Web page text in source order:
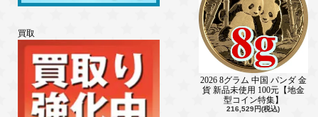
買取
2026 8グラム 中国 パンダ 金
貨 新品未使用 100元【地金
型コイン特集】
216,529円(税込)